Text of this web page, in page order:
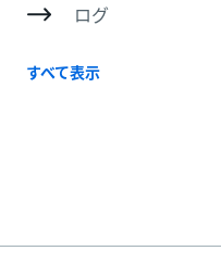
ログ
すべて表示